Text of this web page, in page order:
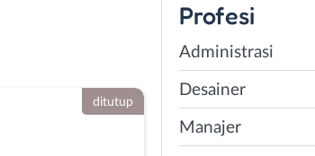
ditutup
Profesi
Administrasi
Desainer
Manajer